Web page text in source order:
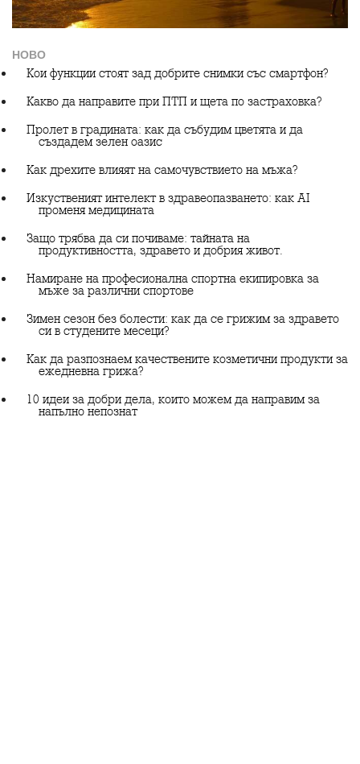
НОВО
Кои функции стоят зад добрите снимки със смартфон?
Какво да направите при ПТП и щета по застраховка?
Пролет в градината: как да събудим цветята и да
създадем зелен оазис
Как дрехите влияят на самочувствието на мъжа?
Изкуственият интелект в здравеопазването: как AI
променя медицината
Защо трябва да си почиваме: тайната на
продуктивността, здравето и добрия живот.
Намиране на професионална спортна екипировка за
мъже за различни спортове
Зимен сезон без болести: как да се грижим за здравето
си в студените месеци?
Как да разпознаем качествените козметични продукти за
ежедневна грижа?
10 идеи за добри дела, които можем да направим за
напълно непознат